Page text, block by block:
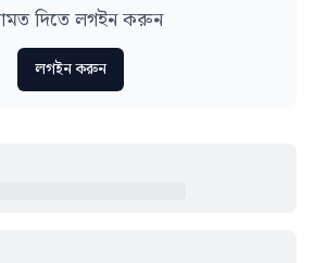
দিতে লগইন করুন
লগইন করুন